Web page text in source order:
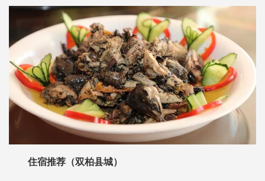
住宿推荐（双柏县城）